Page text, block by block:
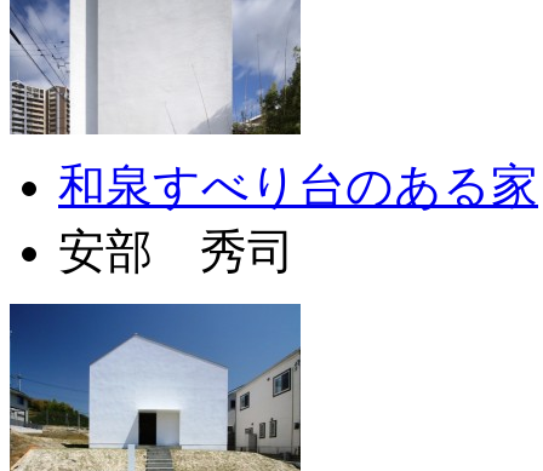
和泉すべり台のある家
安部 秀司